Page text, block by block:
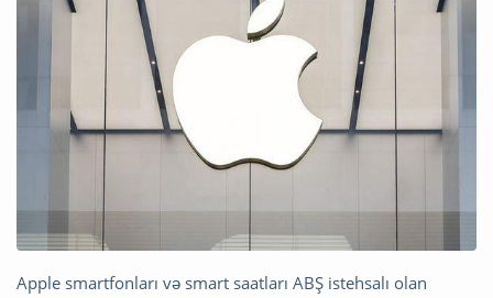
Apple smartfonları və smart saatları ABŞ istehsalı olan